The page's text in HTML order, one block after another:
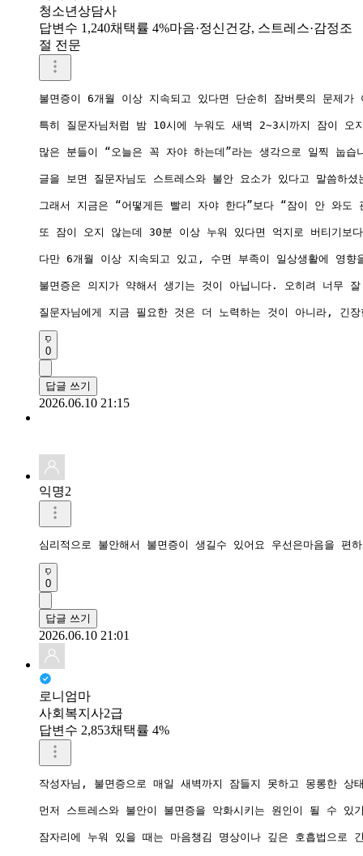
청소년상담사
답변수 1,240채택률 4%마음·정신건강, 스트레스·감정조
절 전문
불면증이 6개월 이상 지속되고 있다면 단순히 잠버릇의 문제
특히 질문자님처럼 밤 10시에 누워도 새벽 2~3시까지 잠이
많은 분들이 “오늘은 꼭 자야 하는데”라는 생각으로 일찍 눕
글을 보면 질문자님도 스트레스와 불안 요소가 있다고 말씀하
그래서 지금은 “어떻게든 빨리 자야 한다”보다 “잠이 안 와
또 잠이 오지 않는데 30분 이상 누워 있다면 억지로 버티기보
다만 6개월 이상 지속되고 있고, 수면 부족이 일상생활에 영향
불면증은 의지가 약해서 생기는 것이 아닙니다. 오히려 너무
질문자님에게 지금 필요한 것은 더 노력하는 것이 아니라, 긴
0
답글 쓰기
2026.06.10 21:15
익명2
심리적으로 불안해서 불면증이 생길수 있어요 우선은마음을 편
0
답글 쓰기
2026.06.10 21:01
로니엄마
사회복지사2급
답변수 2,853채택률 4%
작성자님, 불면증으로 매일 새벽까지 잠들지 못하고 몽롱한
먼저 스트레스와 불안이 불면증을 악화시키는 원인이 될 수
잠자리에 누워 있을 때는 마음챙김 명상이나 깊은 호흡법으로